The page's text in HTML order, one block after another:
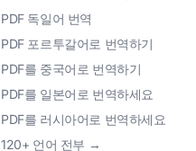
PDF 독일어 번역
PDF 포르투갈어로 번역하기
PDF를 중국어로 번역하기
PDF를 일본어로 번역하세요
PDF를 러시아어로 번역하세요
120+ 언어 전부 →